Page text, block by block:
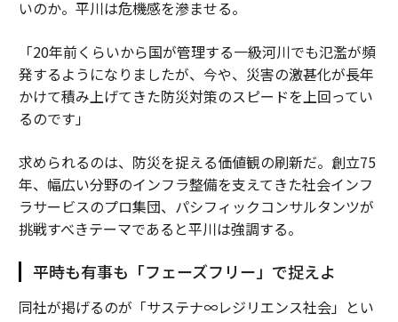
いのか。平川は危機感を滲ませる。
「20年前くらいから国が管理する一級河川でも氾濫が頻
発するようになりましたが、今や、災害の激甚化が長年
かけて積み上げてきた防災対策のスピードを上回ってい
るのです」
求められるのは、防災を捉える価値観の刷新だ。創立75
年、幅広い分野のインフラ整備を支えてきた社会インフ
ラサービスのプロ集団、パシフィックコンサルタンツが
挑戦すべきテーマであると平川は強調する。
平時も有事も「フェーズフリー」で捉えよ
同社が掲げるのが「サステナ∞レジリエンス社会」とい